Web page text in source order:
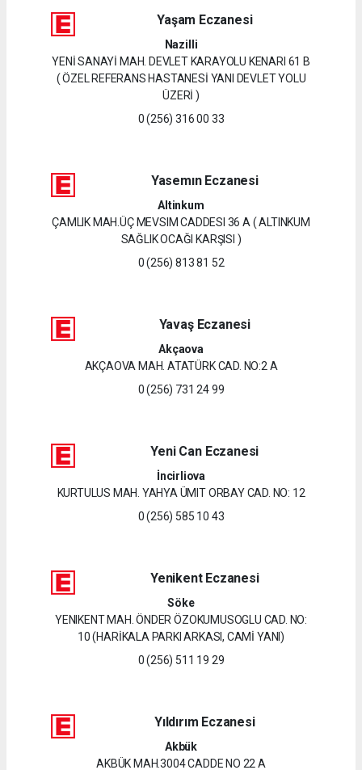
Yaşam Eczanesi
Nazilli
YENİ SANAYİ MAH. DEVLET KARAYOLU KENARI 61 B
( ÖZEL REFERANS HASTANESİ YANI DEVLET YOLU
ÜZERİ )
0 (256) 316 00 33
Yasemın Eczanesi
Altinkum
ÇAMLIK MAH.ÜÇ MEVSIM CADDESI 36 A ( ALTINKUM
SAĞLIK OCAĞI KARŞISI )
0 (256) 813 81 52
Yavaş Eczanesi
Akçaova
AKÇAOVA MAH. ATATÜRK CAD. NO:2 A
0 (256) 731 24 99
Yeni Can Eczanesi
İncirliova
KURTULUS MAH. YAHYA ÜMIT ORBAY CAD. NO: 12
0 (256) 585 10 43
Yenikent Eczanesi
Söke
YENIKENT MAH. ÖNDER ÖZOKUMUSOGLU CAD. NO:
10 (HARİKALA PARKI ARKASI, CAMİ YANI)
0 (256) 511 19 29
Yıldırım Eczanesi
Akbük
AKBÜK MAH.3004 CADDE NO 22 A